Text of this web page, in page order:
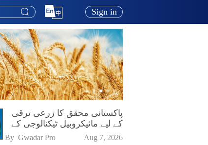
Sign in
پاکستانی محقق کا زرعی ترقی
کے لیے مائیکروبیل ٹیکنالوجی کے
فروغ پر زور
By Gwadar Pro Aug 7, 2026